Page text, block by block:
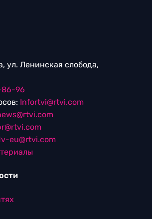
ул. Ленинская слобода,
86-96
Infortvi@rtvi.com
eu@rtvi.com